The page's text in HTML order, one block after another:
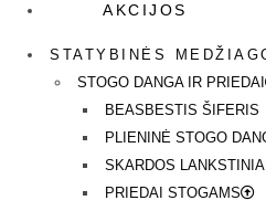
AKCIJOS
STATYBINĖS
STOGO DANGA IR PRIEDAI
BEASBESTIS ŠIFERIS
PLIENINĖ STOGO
SKARDOS LANKSTINIAI
PRIEDAI STOGAMS